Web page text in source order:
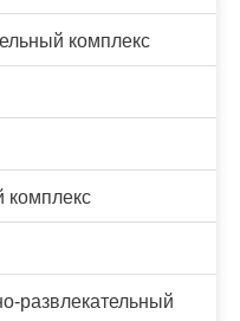
комплекс
комплекс
развлекательный